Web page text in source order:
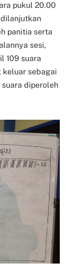
pukul 20.00
panitia serta
sesi,
109 suara
keluar sebagai
diperoleh